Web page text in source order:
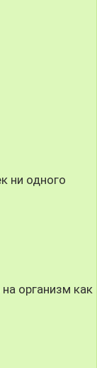
ни одного
организм как